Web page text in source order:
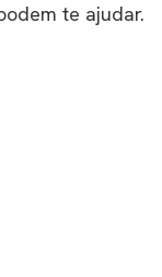
te ajudar.